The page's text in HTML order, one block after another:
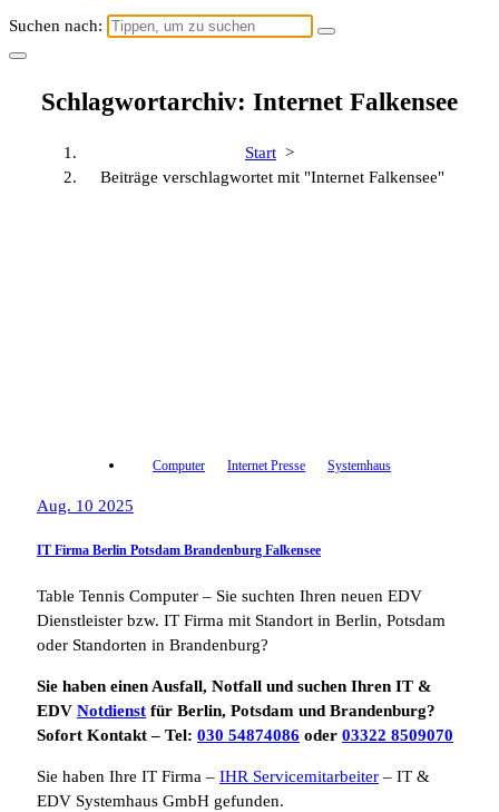
Suchen nach:
Schlagwortarchiv: Internet Falkensee
Start >
Beiträge verschlagwortet mit "Internet Falkensee"
Computer Internet Presse Systemhaus
Aug. 10 2025
IT Firma Berlin Potsdam Brandenburg Falkensee
Table Tennis Computer – Sie suchten Ihren neuen EDV
Dienstleister bzw. IT Firma mit Standort in Berlin, Potsdam
oder Standorten in Brandenburg?
Sie haben einen Ausfall, Notfall und suchen Ihren IT &
EDV Notdienst für Berlin, Potsdam und Brandenburg?
Sofort Kontakt – Tel: 030 54874086 oder 03322 8509070
Sie haben Ihre IT Firma – IHR Servicemitarbeiter – IT &
EDV Systemhaus GmbH gefunden.